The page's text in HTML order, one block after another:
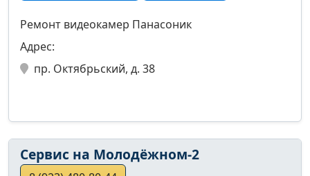
Ремонт видеокамер Панасоник
Адрес:
пр. Октябрьский, д. 38
Сервис на Молодёжном-2